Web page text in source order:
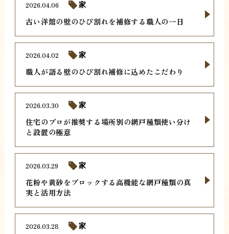
古い洋館の壁のひび割れを補修する職人の一日
2026.04.06 家
職人が語る壁のひび割れ補修に込めたこだわり
2026.04.02 家
住宅のプロが推奨する場所別の網戸種類使い分け
と設置の極意
2026.03.30 家
花粉や黄砂をブロックする高機能な網戸種類の真
実と活用方法
2026.03.29 家
2026.03.28 家